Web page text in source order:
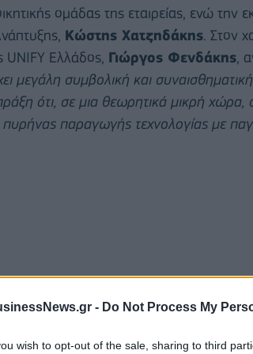
- Do Not Process My
wish to opt-out of the sale, sharing to third
ομάδας της εταιρείας, ενώ την
Κώστης Χατζηδάκης. Στον
Ελλάδος, Γιώργος Φενδάκης ,
μεγάλη συμβολική και
ότι, σε μια θεωρητικά μικρή
πυρήνας παραγωγής τεχνολογίας με